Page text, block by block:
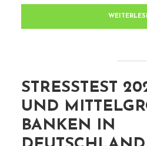
STRESSTEST
UND
ANKEN IN D